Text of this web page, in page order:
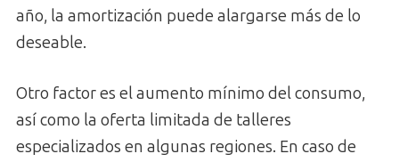
año, la amortización puede alargarse más de lo
deseable.
Otro factor es el aumento mínimo del consumo,
así como la oferta limitada de talleres
especializados en algunas regiones. En caso de